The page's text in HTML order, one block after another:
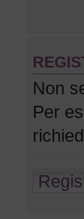
Non
Per